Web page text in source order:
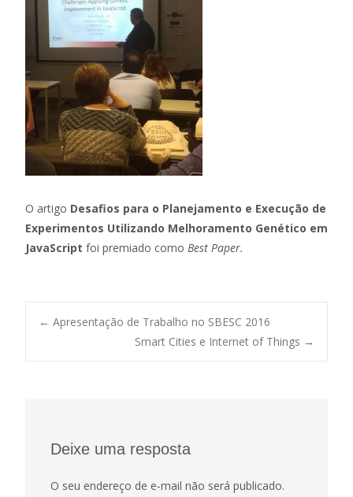
O artigo Desafios para o Planejamento e Execução de
Experimentos Utilizando Melhoramento Genético em
JavaScript foi premiado como Best Paper.
Post navigation
← Apresentação de Trabalho no SBESC 2016
Smart Cities e Internet of Things →
Deixe uma resposta
O seu endereço de e-mail não será publicado.